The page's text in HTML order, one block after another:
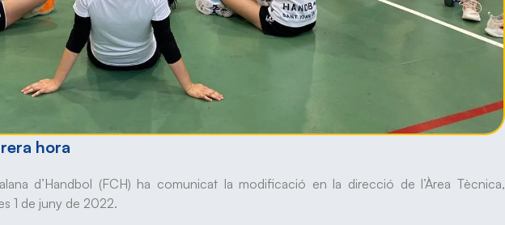
hora
d’Handbol (FCH) ha comunicat la modificació en la direcció de l’Àrea Tècnica,
1 de juny de 2022.